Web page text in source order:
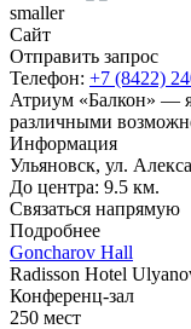
smaller
Сайт
Отправить запрос
Телефон: +7 (8422)
Атриум «Балкон» —
различными
Информация
Ульяновск, ул.
До центра: 9.5 км.
Связаться напрямую
Подробнее
Goncharov Hall
Radisson Hotel
Конференц-зал
250 мест